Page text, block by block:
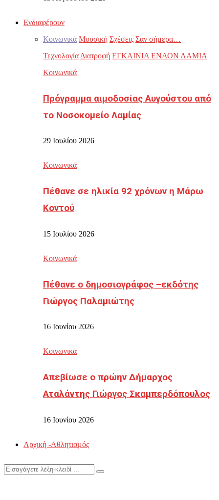
Ενδιαφέρουν
Κοινωνικά Μουσική Σχέσεις Σαν σήμερα…
Τεχνολογία Διατροφή ΕΓΚΑΙΝΙΑ ΕΝΑΟΝ ΛΑΜΙΑ
Κοινωνικά
Πρόγραμμα αιμοδοσίας Αυγούστου από
το Νοσοκομείο Λαμίας
29 Ιουλίου 2026
Κοινωνικά
Πέθανε σε ηλικία 92 χρόνων η Μάρω
Κοντού
15 Ιουλίου 2026
Κοινωνικά
Πέθανε ο δημοσιογράφος –εκδότης
Γιώργος Παλαμιώτης
16 Ιουνίου 2026
Κοινωνικά
Απεβίωσε ο πρώην Δήμαρχος
Αταλάντης Γιώργος Σκαμπερδόπουλος
16 Ιουνίου 2026
Αρχική -Αθλητισμός
Search
Search